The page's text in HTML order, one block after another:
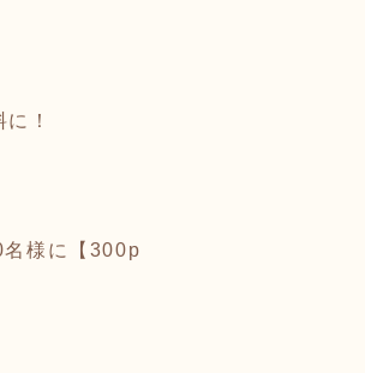
！
名様に【300p